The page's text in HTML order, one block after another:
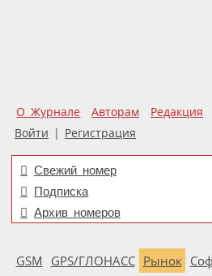
О Журнале Авторам
Редакция
Войти | Регистрация
Свежий номер
Подписка
Архив номеров
GSM GPS/ГЛОНАСС Рынок